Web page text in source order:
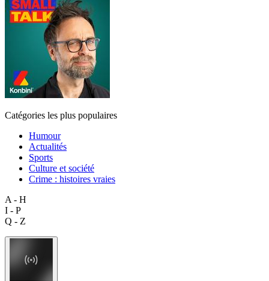
Catégories les plus populaires
Humour
Actualités
Sports
Culture et société
Crime : histoires vraies
A - H
I - P
Q - Z